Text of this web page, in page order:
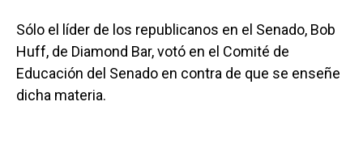
Sólo el líder de los republicanos en el Senado, Bob
Huff, de Diamond Bar, votó en el Comité de
Educación del Senado en contra de que se enseñe
dicha materia.